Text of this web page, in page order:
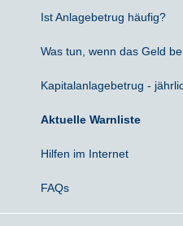
Ist Anlagebetrug häufig?
Was tun, wenn das Geld
Kapitalanlagebetrug -
Aktuelle Warnliste
Hilfen im Internet
FAQs